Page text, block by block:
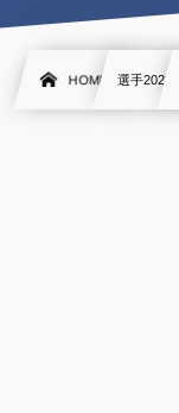
HOME 選手2022